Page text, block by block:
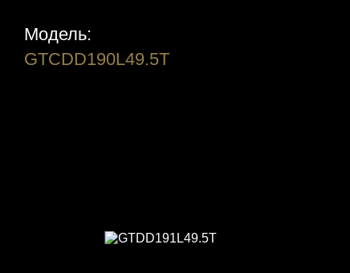
Модель:
GTCDD190L49.5T